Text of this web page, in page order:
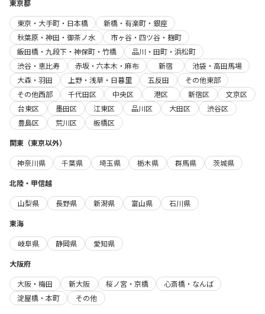
東京都
東京・大手町・日本橋
新橋・有楽町・銀座
秋葉原・神田・御茶ノ水
市ヶ谷・四ツ谷・麹町
飯田橋・九段下・神保町・竹橋
品川・田町・浜松町
渋谷・恵比寿
赤坂・六本木・麻布 新宿
池袋・高田馬場
大森・羽田
上野・浅草・日暮里 五反田
その他東部
その他西部
千代田区 中央区 港区 新宿区
文京区
台東区
墨田区 江東区 品川区 大田区
渋谷区
豊島区
荒川区
板橋区
関東（東京以外）
神奈川県
千葉県 埼玉県 栃木県 群馬県
茨城県
北陸・甲信越
山梨県
長野県 新潟県 富山県
石川県
東海
岐阜県
静岡県
愛知県
大阪府
大阪・梅田
新大阪 桜ノ宮・京橋
心斎橋・なんば
淀屋橋・本町
その他